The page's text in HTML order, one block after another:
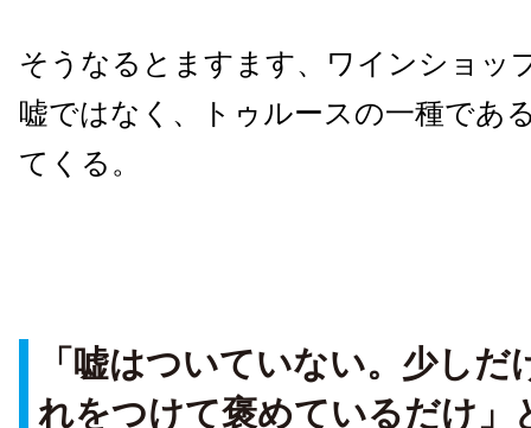
そうなるとますます、ワインショッ
嘘ではなく、トゥルースの一種であ
てくる。
「嘘はついていない。少しだ
れをつけて褒めているだけ」